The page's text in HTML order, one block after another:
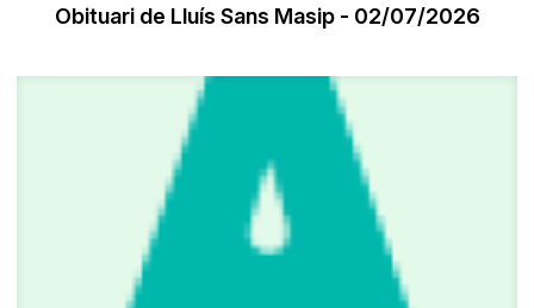
Obituari de Lluís Sans Masip - 02/07/2026